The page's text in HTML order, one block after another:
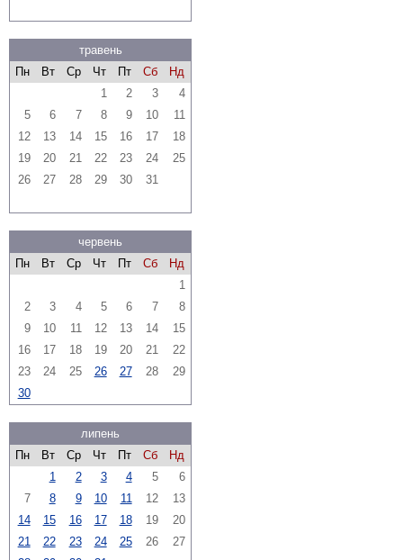
травень
Пн
Вт Ср Чт Пт Сб
Нд
1
2 3
4
5
6 7 8 9 10
11
12
13 14 15 16 17
18
19
20 21 22 23 24
25
26
27 28 29 30 31
червень
Пн
Вт Ср Чт Пт Сб
Нд
1
2
3 4 5 6 7
8
9
10 11 12 13 14
15
16
17 18 19 20 21
22
23
24 25 26 27 28
29
30
липень
Пн
Вт Ср Чт Пт Сб
Нд
1
2 3 4 5
6
7
8 9 10 11 12
13
14
15 16 17 18 19
20
21
22 23 24 25 26
27